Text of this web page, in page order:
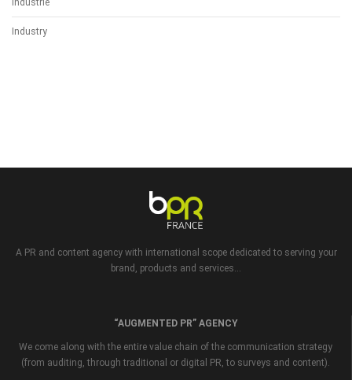
Industrie
Industry
A PR and content agency with international scope dedicated to serving your
brand, products and services...
“AUGMENTED PR” AGENCY
We come along with the entire value chain of the communication strategy
(from auditing, through traditional or digital PR, to surveys and content).